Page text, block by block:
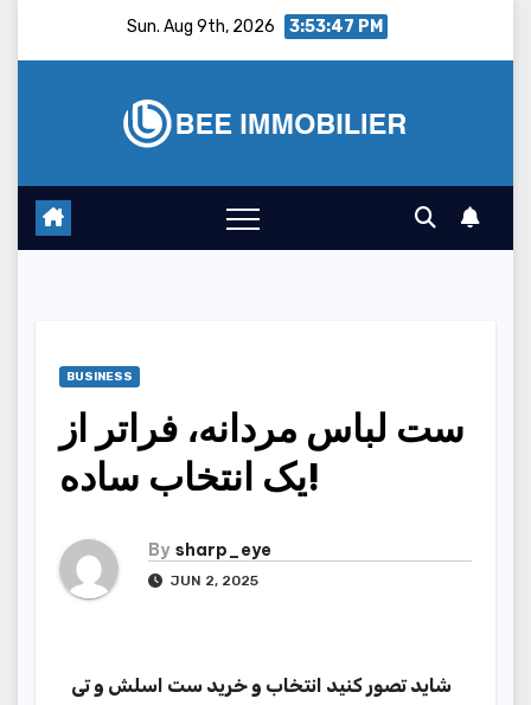
Sun. Aug 9th, 2026 3:53:48 PM
BUSINESS
ست لباس مردانه، فراتر از
یک انتخاب ساده!
By sharp_eye
JUN 2, 2025
شاید تصور کنید انتخاب و خرید ست اسلش و تی